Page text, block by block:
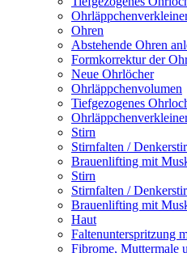
Ohren
Abstehende Ohren
Formkorrektur der
Neue Ohrlöcher
Ohrläppchenvolumen
Tiefgezogenes
Stirn
Stirnfalten /
Brauenlifting mit
Stirn
Stirnfalten /
Brauenlifting mit
Haut
Faltenunterspritzung
Fibrome, Muttermale